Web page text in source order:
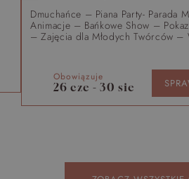
Dmuchańce – Piana Party- Parada
Animacje – Bańkowe Show –
– Zajęcia dla Młodych Twórców –
26 cze - 30 sie
Obowiązuje